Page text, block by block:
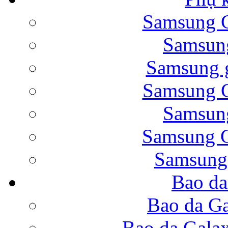
Bao da Samsung
Bao da Galaxy
Nắp lưng Samsung
Samsung
Samsung
Samsung
Bao
Bao da